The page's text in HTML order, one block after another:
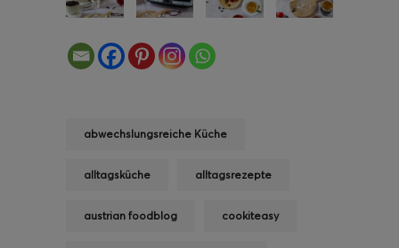
abwechslungsreiche Küche
alltagsküche alltagsrezepte
austrian foodblog cookiteasy